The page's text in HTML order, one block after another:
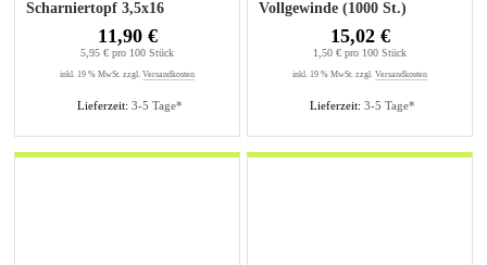
Scharniertopf 3,5x16
Lieferzeit: 3-5 Tage*
11,90 €
5,95 € pro 100 Stück
inkl. 19 % MwSt. zzgl. Versandkosten
Vollgewinde (1000 St.)
Lieferzeit: 3-5 Tage*
15,02 €
1,50 € pro 100 Stück
inkl. 19 % MwSt. zzgl. Versandkosten